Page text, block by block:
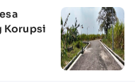
Korupsi